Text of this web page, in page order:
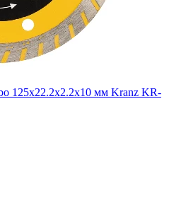
125x22.2x2.2x10 мм Kranz KR-